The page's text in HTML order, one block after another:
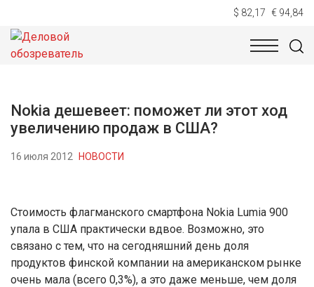
$ 82,17 € 94,84
НОВОСТИ
Nokia дешевеет: поможет ли этот ход
увеличению продаж в США?
16 июля 2012 НОВОСТИ
Стоимость флагманского смартфона Nokia Lumia 900
упала в США практически вдвое. Возможно, это
связано с тем, что на сегодняшний день доля
продуктов финской компании на американском рынке
очень мала (всего 0,3%), а это даже меньше, чем доля